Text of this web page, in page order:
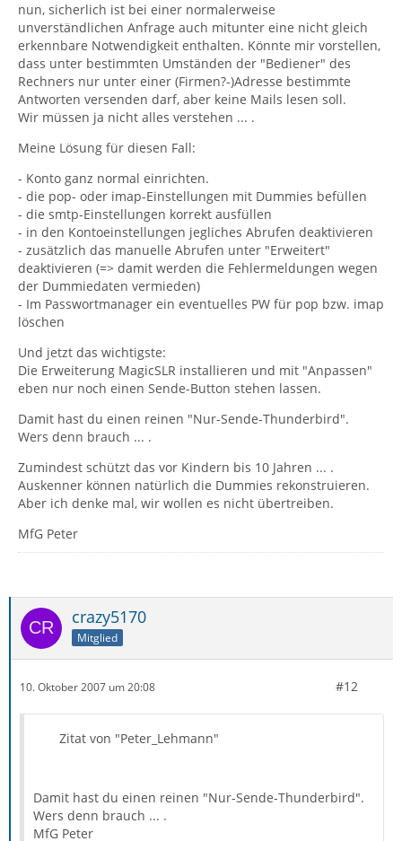
nun, sicherlich ist bei einer normalerweise
unverständlichen Anfrage auch mitunter eine nicht gleich
erkennbare Notwendigkeit enthalten. Könnte mir vorstellen,
dass unter bestimmten Umständen der "Bediener" des
Rechners nur unter einer (Firmen?-)Adresse bestimmte
Antworten versenden darf, aber keine Mails lesen soll.
Wir müssen ja nicht alles verstehen ... .
Meine Lösung für diesen Fall:
- Konto ganz normal einrichten.
- die pop- oder imap-Einstellungen mit Dummies befüllen
- die smtp-Einstellungen korrekt ausfüllen
- in den Kontoeinstellungen jegliches Abrufen deaktivieren
- zusätzlich das manuelle Abrufen unter "Erweitert"
deaktivieren (=> damit werden die Fehlermeldungen wegen
der Dummiedaten vermieden)
- Im Passwortmanager ein eventuelles PW für pop bzw. imap
löschen
Und jetzt das wichtigste:
Die Erweiterung MagicSLR installieren und mit "Anpassen"
eben nur noch einen Sende-Button stehen lassen.
Damit hast du einen reinen "Nur-Sende-Thunderbird".
Wers denn brauch ... .
Zumindest schützt das vor Kindern bis 10 Jahren ... .
Auskenner können natürlich die Dummies rekonstruieren.
Aber ich denke mal, wir wollen es nicht übertreiben.
MfG Peter
crazy5170
Mitglied
10. Oktober 2007 um 20:08 #12
Zitat von "Peter_Lehmann"
Damit hast du einen reinen "Nur-Sende-Thunderbird".
Wers denn brauch ... .
MfG Peter